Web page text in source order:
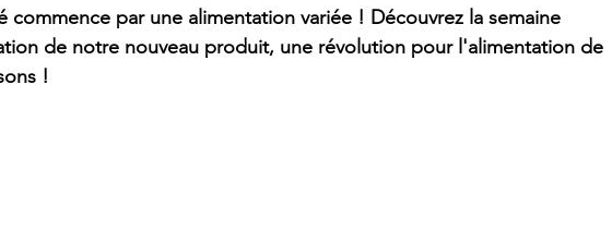
commence par une alimentation variée ! Découvrez la semaine
de notre nouveau produit, une révolution pour l'alimentation de
!